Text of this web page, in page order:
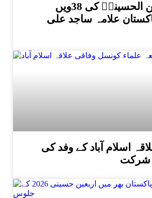
شہید قائد علامہ عارف حسین الحسینیؒ کی 38ویں
علامہ ساجد علی
اسلام آباد کے وفد کی
شرکت